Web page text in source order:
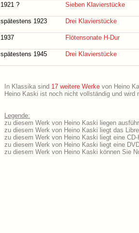
1921 ? Sieben Klavierstücke
spätestens 1923 Drei Klavierstücke
1937 Flötensonate H-Dur
spätestens 1945 Drei Klavierstücke
In Klassika sind 17 weitere Werke von Heino
Heino Kaski ist noch nicht vollständig und
Legende:
zu diesem Werk von Heino Kaski liegen
zu diesem Werk von Heino Kaski liegt das
zu diesem Werk von Heino Kaski liegt eine
zu diesem Werk von Heino Kaski liegt eine
zu diesem Werk von Heino Kaski können Sie